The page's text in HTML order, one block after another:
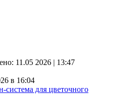
11.05 2026 | 13:47
в 16:04